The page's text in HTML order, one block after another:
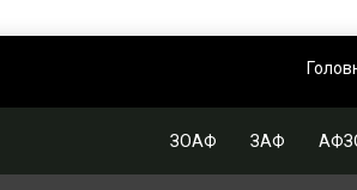
ЗОАФ ЗАФ